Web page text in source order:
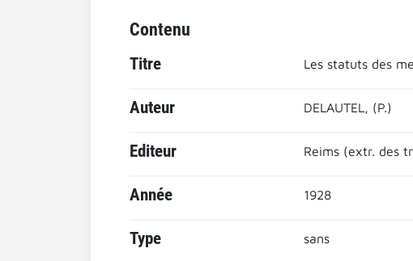
Contenu
Titre Les statuts des
Auteur DELAUTEL, (P.)
Editeur Reims (extr. des
Année 1928
Type sans